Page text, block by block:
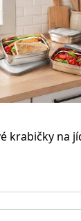
krabičky na